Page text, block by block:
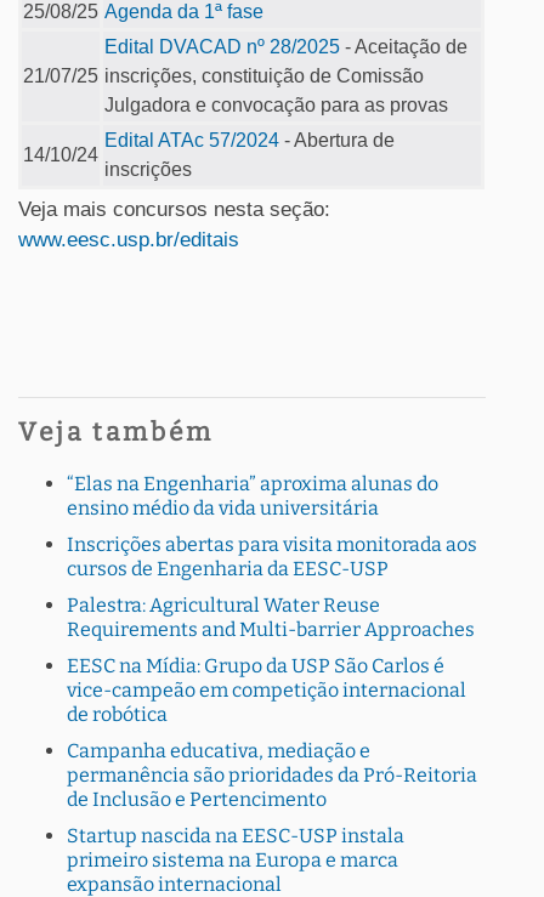
25/08/25 Agenda da 1ª fase
21/07/25
Edital DVACAD nº 28/2025 - Aceitação de
inscrições, constituição de Comissão
Julgadora e convocação para as provas
14/10/24
Edital ATAc 57/2024 - Abertura de
inscrições
Veja mais concursos nesta seção:
www.eesc.usp.br/editais
Veja também
“Elas na Engenharia” aproxima alunas do
ensino médio da vida universitária
Inscrições abertas para visita monitorada aos
cursos de Engenharia da EESC-USP
Palestra: Agricultural Water Reuse
Requirements and Multi-barrier Approaches
EESC na Mídia: Grupo da USP São Carlos é
vice-campeão em competição internacional
de robótica
Campanha educativa, mediação e
permanência são prioridades da Pró-Reitoria
de Inclusão e Pertencimento
Startup nascida na EESC-USP instala
primeiro sistema na Europa e marca
expansão internacional